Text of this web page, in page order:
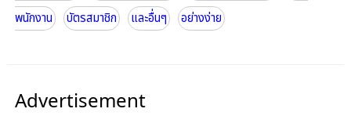
พนักงาน บัตรสมาชิก และอื่นๆ อย่างง่าย
Advertisement